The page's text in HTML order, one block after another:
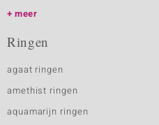
meer
Ringen
agaat ringen
amethist ringen
aquamarijn ringen